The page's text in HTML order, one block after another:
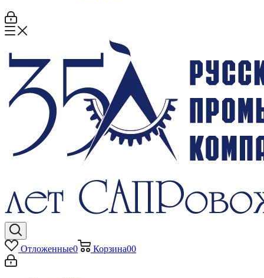
Отложенные0 Корзина00